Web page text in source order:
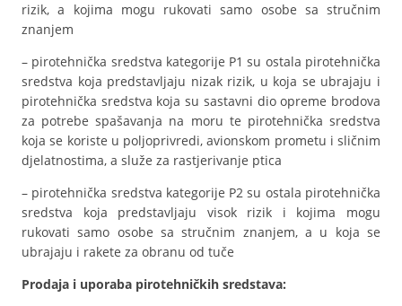
rizik, a kojima mogu rukovati samo osobe sa stručnim
znanjem
– pirotehnička sredstva kategorije P1 su ostala pirotehnička
sredstva koja predstavljaju nizak rizik, u koja se ubrajaju i
pirotehnička sredstva koja su sastavni dio opreme brodova
za potrebe spašavanja na moru te pirotehnička sredstva
koja se koriste u poljoprivredi, avionskom prometu i sličnim
djelatnostima, a služe za rastjerivanje ptica
– pirotehnička sredstva kategorije P2 su ostala pirotehnička
sredstva koja predstavljaju visok rizik i kojima mogu
rukovati samo osobe sa stručnim znanjem, a u koja se
ubrajaju i rakete za obranu od tuče
Prodaja i uporaba pirotehničkih sredstava: